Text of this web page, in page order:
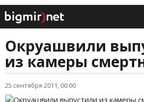
Окруашвили
из камеры
25 сентября 2011, 00:00